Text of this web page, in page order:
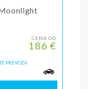
CENA OD
186 €
PREVOZA